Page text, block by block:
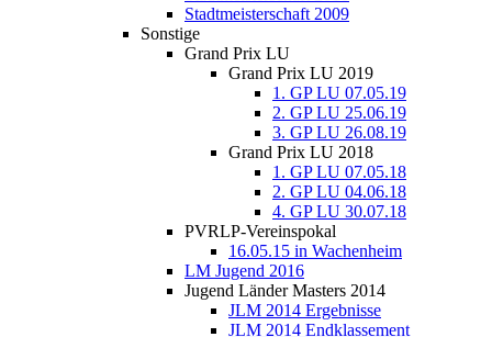
Stadtmeisterschaft 2009
Sonstige
Grand Prix LU
Grand Prix LU 2019
1. GP LU 07.05.19
2. GP LU 25.06.19
3. GP LU 26.08.19
Grand Prix LU 2018
1. GP LU 07.05.18
2. GP LU 04.06.18
4. GP LU 30.07.18
PVRLP-Vereinspokal
16.05.15 in Wachenheim
LM Jugend 2016
Jugend Länder Masters 2014
JLM 2014 Ergebnisse
JLM 2014 Endklassement